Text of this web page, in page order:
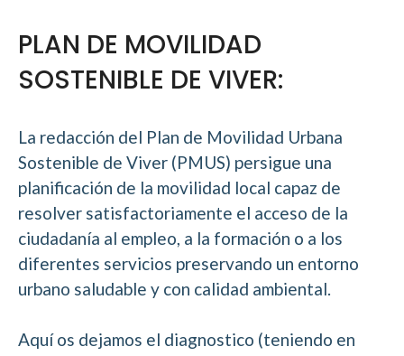
PLAN DE MOVILIDAD
SOSTENIBLE DE VIVER:
La redacción del Plan de Movilidad Urbana
Sostenible de Viver (PMUS) persigue una
planificación de la movilidad local capaz de
resolver satisfactoriamente el acceso de la
ciudadanía al empleo, a la formación o a los
diferentes servicios preservando un entorno
urbano saludable y con calidad ambiental.
Aquí os dejamos el diagnostico (teniendo en